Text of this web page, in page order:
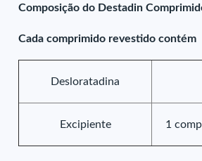
Composição do Destadin
Cada comprimido revestido contém
Desloratadina
Excipiente 1